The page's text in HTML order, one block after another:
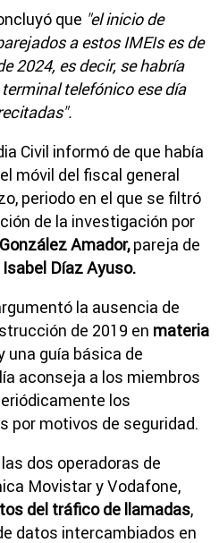
que "el inicio de
a estos IMEIs es de
2024, es decir, se habría
telefónico ese día
Civil informó de que había
móvil del fiscal general
periodo en el que se filtró
de la investigación por
Amador,pareja de
Isabel Díaz Ayuso.
la ausencia de
de 2019 en materia
una guía básica de
aconseja a los miembros
los
por motivos de seguridad.
dos operadoras de
Movistar y Vodafone,
del tráfico de llamadas,
datos intercambiados en